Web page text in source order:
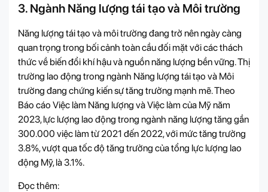
3. Ngành Năng lượng tái tạo và Môi trường
Năng lượng tái tạo và môi trường đang trở nên ngày càng
quan trọng trong bối cảnh toàn cầu đối mặt với các thách
thức về biến đổi khí hậu và nguồn năng lượng bền vững. Thị
trường lao động trong ngành Năng lượng tái tạo và Môi
trường đang chứng kiến sự tăng trưởng mạnh mẽ. Theo
Báo cáo Việc làm Năng lượng và Việc làm của Mỹ năm
2023, lực lượng lao động trong ngành năng lượng tăng gần
300.000 việc làm từ 2021 đến 2022, với mức tăng trưởng
3.8%, vượt qua tốc độ tăng trưởng của tổng lực lượng lao
động Mỹ, là 3.1%.
Đọc thêm: